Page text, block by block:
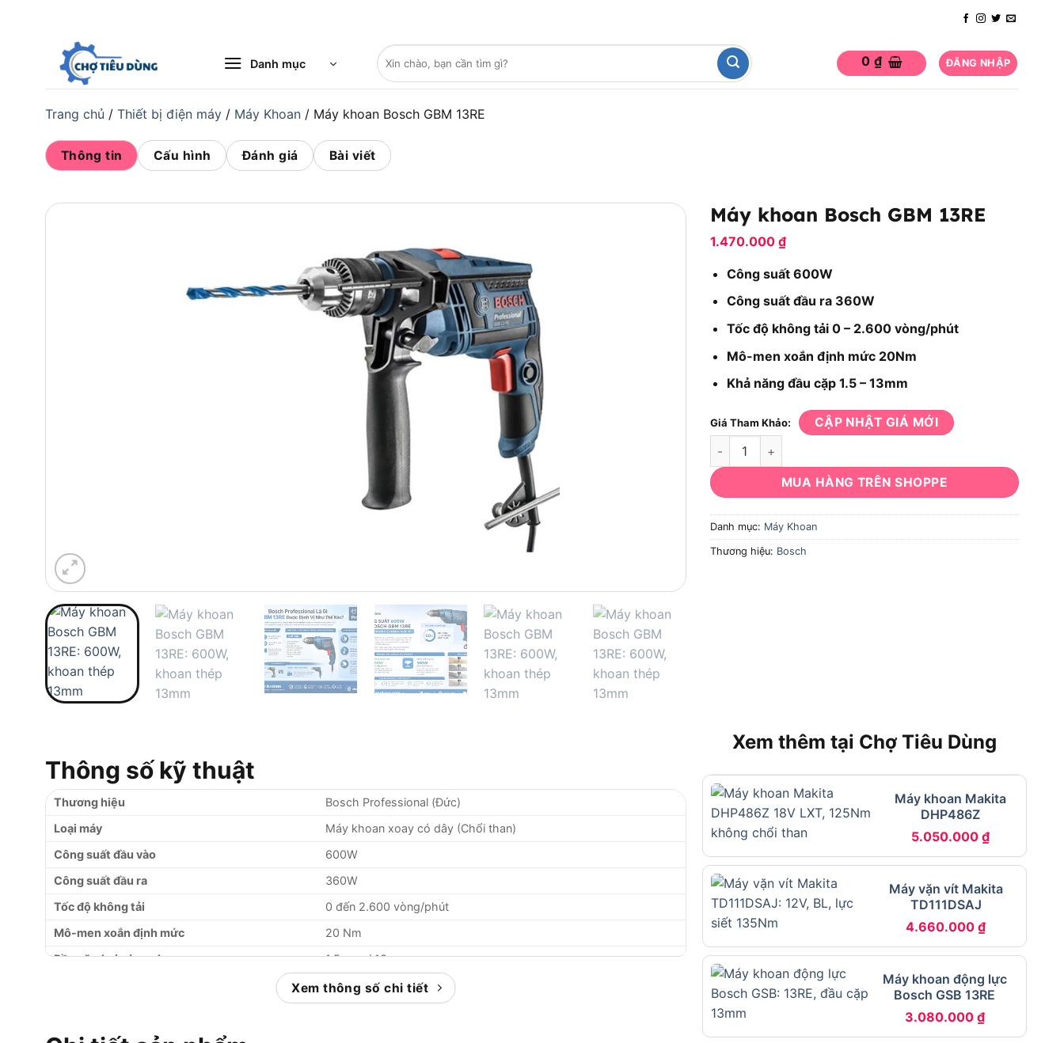
Danh mục
Tìm
kiếm:
0 ₫ ĐĂNG NHẬP
Trang chủ / Thiết bị điện máy / Máy Khoan / Máy khoan Bosch GBM 13RE
Thông tin Cấu hình Đánh giá Bài viết
Máy khoan Bosch GBM 13RE
1.470.000 ₫
Công suất 600W
Công suất đầu ra 360W
Tốc độ không tải 0 – 2.600 vòng/phút
Mô-men xoắn định mức 20Nm
Khả năng đầu cặp 1.5 – 13mm
Giá Tham Khảo: CẬP NHẬT GIÁ MỚI
Máy khoan Bosch GBM 13RE số lượng
MUA HÀNG TRÊN SHOPPE
Danh mục: Máy Khoan
Thương hiệu: Bosch
Thông số kỹ thuật
Thương hiệu
Bosch Professional (Đức)
Loại máy
Máy khoan xoay có dây (Chổi than)
Công suất đầu vào
600W
Công suất đầu ra
360W
Tốc độ không tải
0 đến 2.600 vòng/phút
Mô-men xoắn định mức
20 Nm
Đầu cặp (min / max)
1.5 mm / 13 mm
1/2″ UNF 20
Khoan thép tối đa
Xem thông số chi tiết
Xem thêm tại Chợ Tiêu Dùng
Máy khoan Makita
DHP486Z
5.050.000 ₫
Máy vặn vít Makita
TD111DSAJ
4.660.000₫
Máy khoan động lực
Bosch GSB 13RE
3.080.000 ₫